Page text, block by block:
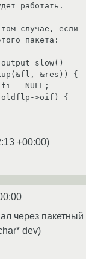
работать.
случае, если
пакета:
&res)) {  //
NULL;
{    //
+00:00)
через пакетный
dev)